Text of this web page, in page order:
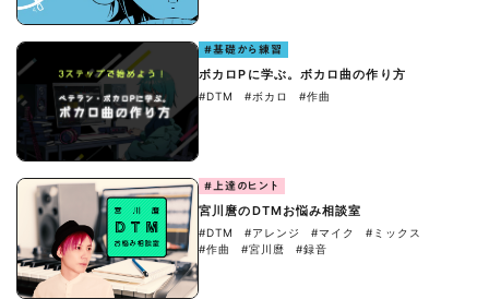
#基礎から練習
ボカロPに学ぶ。ボカロ曲の作り方
#DTM #ボカロ #作曲
#上達のヒント
宮川麿のDTMお悩み相談室
#DTM #アレンジ #マイク
#ミックス
#作曲
#宮川麿 #録音